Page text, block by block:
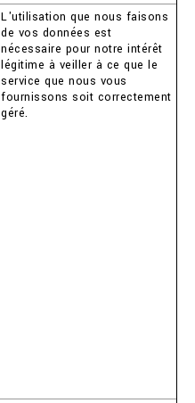
L'utilisation que nous faisons
de vos données est
nécessaire pour notre intérêt
légitime à veiller à ce que le
service que nous vous
fournissons soit correctement
géré.